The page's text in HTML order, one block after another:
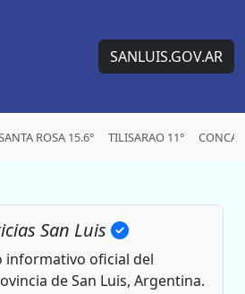
SANLUIS.GOV.AR
ROSA 15.6° TILISARAO 11°
San Luis
informativo oficial del
de San Luis, Argentina.